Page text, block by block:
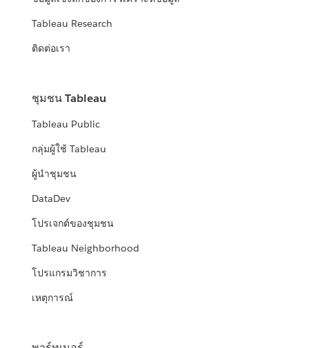
Tableau Research
ติดต่อเรา
ชุมชน Tableau
Tableau Public
กลุ่มผู้ใช้ Tableau
ผู้นำชุมชน
DataDev
โปรเจกต์ของชุมชน
Tableau Neighborhood
โปรแกรมวิชาการ
เหตุการณ์